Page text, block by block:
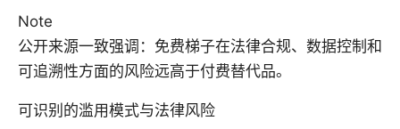
Note
公开来源一致强调：免费梯子在法律合规、数据控制和
可追溯性方面的风险远高于付费替代品。
可识别的滥用模式与法律风险